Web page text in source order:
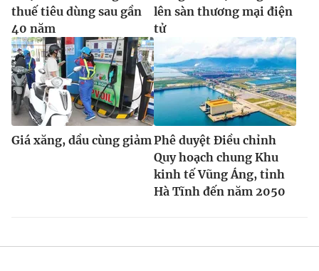
thuế tiêu dùng sau gần
40 năm
lên sàn thương mại điện
tử
Giá xăng, dầu cùng giảm Phê duyệt Điều chỉnh
Quy hoạch chung Khu
kinh tế Vũng Áng, tỉnh
Hà Tĩnh đến năm 2050